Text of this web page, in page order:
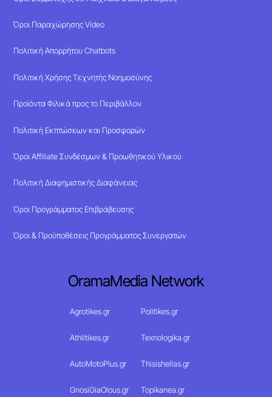
Όροι Παραχώρησης Video
Πολιτική Απορρήτου Chatbots
Πολιτική Χρήσης Τεχνητής Νοημοσύνης
Προϊόντα Φιλικά προς το Περιβάλλον
Πολιτική Εκπτώσεων και Προσφορών
Όροι Affiliate Συνδέσμων & Προωθητικού Υλικού
Πολιτική Διαφημιστικής Διαφάνειας
Όροι Προγράμματος Επιβράβευσης
Όροι & Προϋποθέσεις Προγράμματος Συνεργατών
OramaMedia Network
Agrotikes.gr Politikes.gr
Athlitikes.gr Texnologika.gr
AutoMotoPlus.gr Thisishellas.gr
GnosiGiaOlous.gr Topikanea.gr